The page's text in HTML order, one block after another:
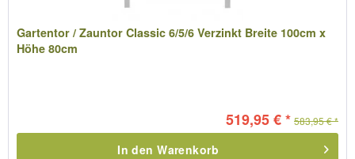
Gartentor / Zauntor Classic 6/5/6 Verzinkt Breite 100cm x
Höhe 80cm
519,95 € * 583,95 € *
In den Warenkorb